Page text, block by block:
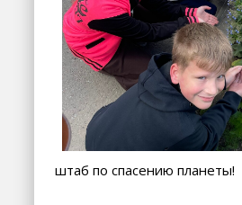
штаб по спасению планеты!